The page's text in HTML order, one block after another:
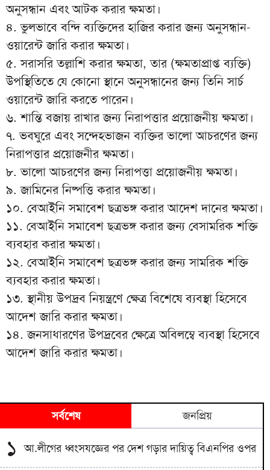
অনুসন্ধান এবং আটক করার ক্ষমতা।
৪. ভুলভাবে বন্দি ব্যক্তিদের হাজির করার জন্য অনুসন্ধান-
ওয়ারেন্ট জারি করার ক্ষমতা।
৫. সরাসরি তল্লাশি করার ক্ষমতা, তার (ক্ষমতাপ্রাপ্ত ব্যক্তি)
উপস্থিতিতে যে কোনো স্থানে অনুসন্ধানের জন্য তিনি সার্চ
ওয়ারেন্ট জারি করতে পারেন।
৬. শান্তি বজায় রাখার জন্য নিরাপত্তার প্রয়োজনীয় ক্ষমতা।
৭. ভবঘুরে এবং সন্দেহভাজন ব্যক্তির ভালো আচরণের জন্য
নিরাপত্তার প্রয়োজনীর ক্ষমতা।
৮. ভালো আচরণের জন্য নিরাপত্তা প্রয়োজনীয় ক্ষমতা।
৯. জামিনের নিষ্পত্তি করার ক্ষমতা।
১০. বেআইনি সমাবেশ ছত্রভঙ্গ করার আদেশ দানের ক্ষমতা।
১১. বেআইনি সমাবেশ ছত্রভঙ্গ করার জন্য বেসামরিক শক্তি
ব্যবহার করার ক্ষমতা।
১২. বেআইনি সমাবেশ ছত্রভঙ্গ করার জন্য সামরিক শক্তি
ব্যবহার করার ক্ষমতা।
১৩. স্থানীয় উপদ্রব নিয়ন্ত্রণে ক্ষেত্র বিশেষে ব্যবস্থা হিসেবে
আদেশ জারি করার ক্ষমতা।
১৪. জনসাধারণের উপদ্রবের ক্ষেত্রে অবিলম্বে ব্যবস্থা হিসেবে
আদেশ জারি করার ক্ষমতা।
সর্বশেষ জনপ্রিয়
১ আ.লীগের ধ্বংসযজ্ঞের পর দেশ গড়ার দায়িত্ব বিএনপির ওপর